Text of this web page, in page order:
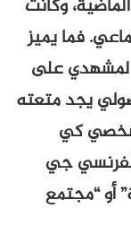
وكانت
فما يميز
المشهدي على
يجد متعته
كي
جي
أو “مجتمع